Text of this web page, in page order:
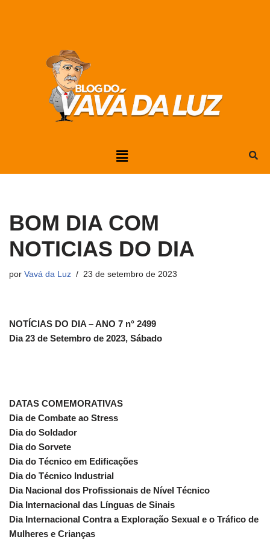
BOM DIA COM
NOTICIAS DO DIA
por Vavá da Luz 23 de setembro de 2023
NOTÍCIAS DO DIA – ANO 7 n° 2499
Dia 23 de Setembro de 2023, Sábado
DATAS COMEMORATIVAS
Dia de Combate ao Stress
Dia do Soldador
Dia do Sorvete
Dia do Técnico em Edificações
Dia do Técnico Industrial
Dia Nacional dos Profissionais de Nível Técnico
Dia Internacional das Línguas de Sinais
Dia Internacional Contra a Exploração Sexual e o Tráfico de
Mulheres e Crianças